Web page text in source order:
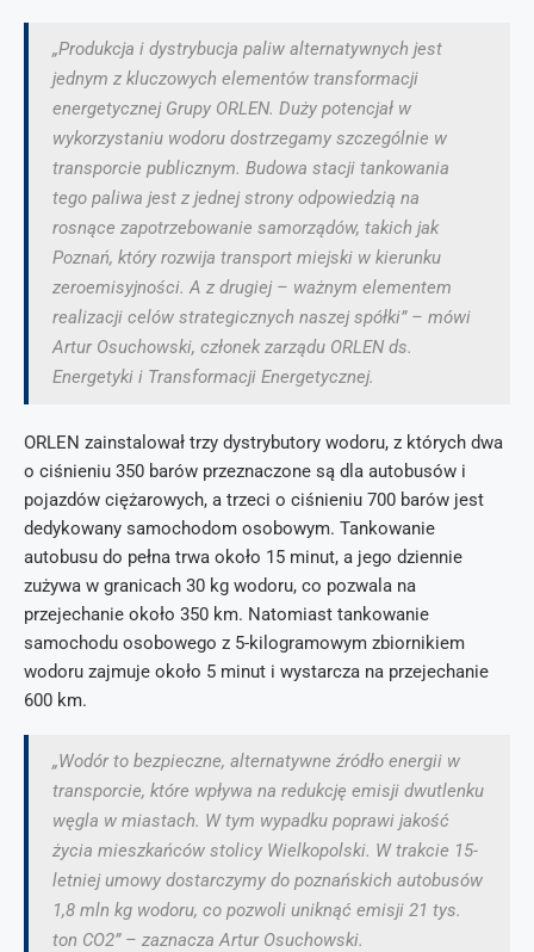
„Produkcja i dystrybucja paliw alternatywnych jest
jednym z kluczowych elementów transformacji
energetycznej Grupy ORLEN. Duży potencjał w
wykorzystaniu wodoru dostrzegamy szczególnie w
transporcie publicznym. Budowa stacji tankowania
tego paliwa jest z jednej strony odpowiedzią na
rosnące zapotrzebowanie samorządów, takich jak
Poznań, który rozwija transport miejski w kierunku
zeroemisyjności. A z drugiej – ważnym elementem
realizacji celów strategicznych naszej spółki” – mówi
Artur Osuchowski, członek zarządu ORLEN ds.
Energetyki i Transformacji Energetycznej.
ORLEN zainstalował trzy dystrybutory wodoru, z których dwa
o ciśnieniu 350 barów przeznaczone są dla autobusów i
pojazdów ciężarowych, a trzeci o ciśnieniu 700 barów jest
dedykowany samochodom osobowym. Tankowanie
autobusu do pełna trwa około 15 minut, a jego dziennie
zużywa w granicach 30 kg wodoru, co pozwala na
przejechanie około 350 km. Natomiast tankowanie
samochodu osobowego z 5-kilogramowym zbiornikiem
wodoru zajmuje około 5 minut i wystarcza na przejechanie
600 km.
„Wodór to bezpieczne, alternatywne źródło energii w
transporcie, które wpływa na redukcję emisji dwutlenku
węgla w miastach. W tym wypadku poprawi jakość
życia mieszkańców stolicy Wielkopolski. W trakcie 15-
letniej umowy dostarczymy do poznańskich autobusów
1,8 mln kg wodoru, co pozwoli uniknąć emisji 21 tys.
ton CO2” – zaznacza Artur Osuchowski.